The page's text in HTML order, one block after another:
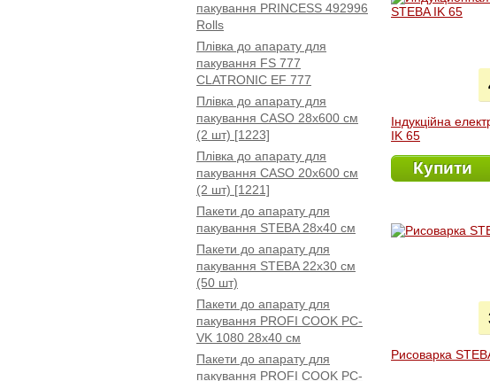
пакування PRINCESS 492996
Rolls
Плівка до апарату для
пакування FS 777
CLATRONIC EF 777
Плівка до апарату для
пакування CASO 28х600 см
(2 шт) [1223]
Плівка до апарату для
пакування CASO 20х600 см
(2 шт) [1221]
Пакети до апарату для
пакування STEBA 28x40 см
Пакети до апарату для
пакування STEBA 22x30 см
(50 шт)
Пакети до апарату для
пакування PROFI COOK PC-
VK 1080 28x40 см
Пакети до апарату для
пакування PROFI COOK PC-
Індукційна
IK 65
Купити
Рисоварка